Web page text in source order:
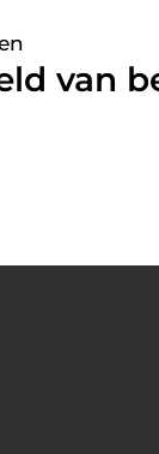
van